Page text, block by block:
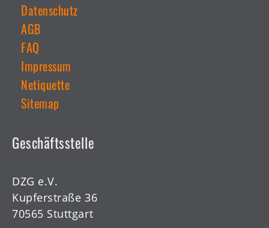
Weiterführende
Links
Datenschutz
AGB
FAQ
Impressum
Netiquette
Sitemap
Geschäftsstelle
DZG e.V.
Kupferstraße 36
70565 Stuttgart